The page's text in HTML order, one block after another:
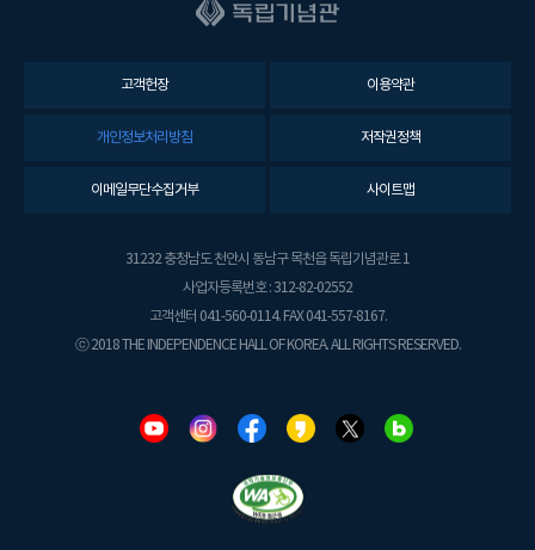
고객헌장 이용약관
개인정보처리방침 저작권정책
이메일무단수집거부 사이트맵
31232 충청남도 천안시 동남구 목천읍 독립기념관로 1
사업자등록번호 : 312-82-02552
고객센터 041-560-0114. FAX 041-557-8167.
ⓒ 2018 THE INDEPENDENCE HALL OF KOREA. ALL RIGHTS RESERVED.